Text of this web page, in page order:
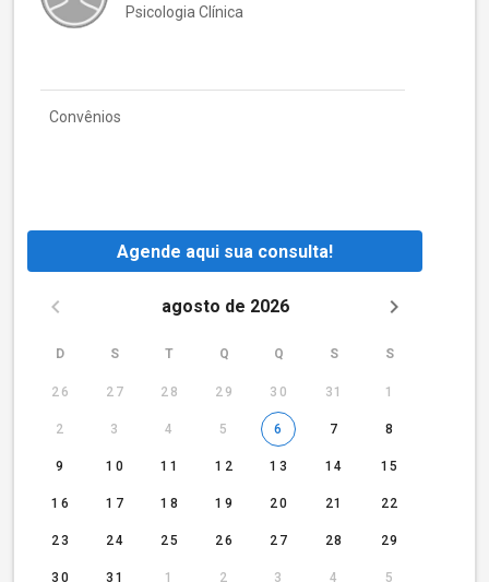
Psicologia Clínica
Convênios
Agende aqui sua consulta!
agosto de 2026
D S T Q Q S S
26 27 28 29 30 31 1
2 3 4 5 6 7 8
9 10 11 12 13 14 15
16 17 18 19 20 21 22
23 24 25 26 27 28 29
30 31 1 2 3 4 5